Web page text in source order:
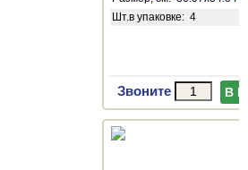
Шт.в упаковке: 4
Звоните В